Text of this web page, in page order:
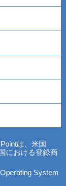
は、米国
における登録商
System